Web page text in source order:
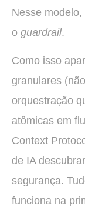
Nesse
o guardrail.
Como isso
granulares
orquestração
atômicas em
Context
de IA
segurança.
funciona na